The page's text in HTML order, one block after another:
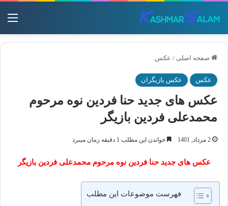
صفحه اصلی / عکس
عکس عکس بازیگران
عکس های جدید حنا فردین نوه مرحوم
محمدعلی فردین بازیگر
2 مرداد, 1401 خواندن این مطلب 1 دقیقه زمان میبرد
عکس های جدید حنا فردین نوه مرحوم محمدعلی فردین بازیگر
فهرست موضوعات این مطلب